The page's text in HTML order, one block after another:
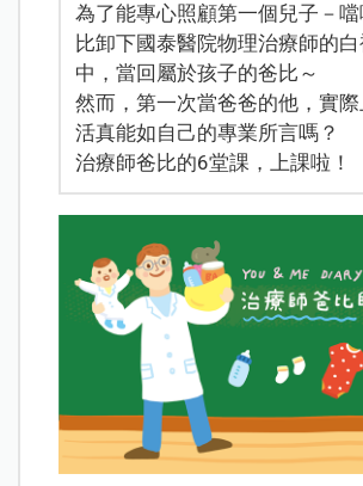
為了能專心照顧第一個兒子－
比卸下國泰醫院物理治療師的
中，當回屬於孩子的爸比～
然而，第一次當爸爸的他，實
活真能如自己的專業所言嗎？
治療師爸比的6堂課，上課啦！